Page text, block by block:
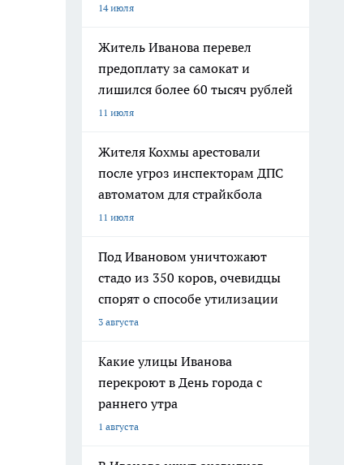
14 июля
Житель Иванова перевел
предоплату за самокат и
лишился более 60 тысяч рублей
11 июля
Жителя Кохмы арестовали
после угроз инспекторам ДПС
автоматом для страйкбола
11 июля
Под Ивановом уничтожают
стадо из 350 коров, очевидцы
спорят о способе утилизации
3 августа
Какие улицы Иванова
перекроют в День города с
раннего утра
1 августа